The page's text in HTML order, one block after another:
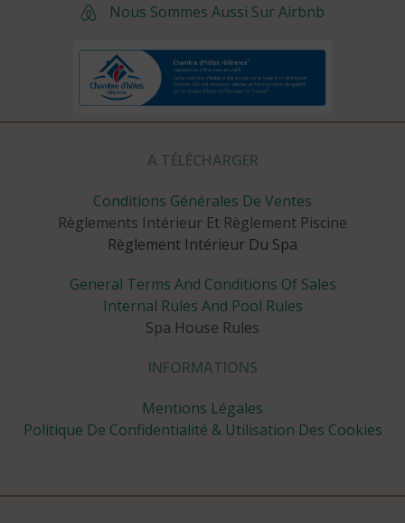
Nous Sommes Aussi Sur Airbnb
A TÉLÉCHARGER
Conditions Générales De Ventes
Règlements Intérieur Et Règlement Piscine
Règlement Intérieur Du Spa
General Terms And Conditions Of Sales
Internal Rules And Pool Rules
Spa House Rules
INFORMATIONS
Mentions Légales
Politique De Confidentialité & Utilisation Des Cookies